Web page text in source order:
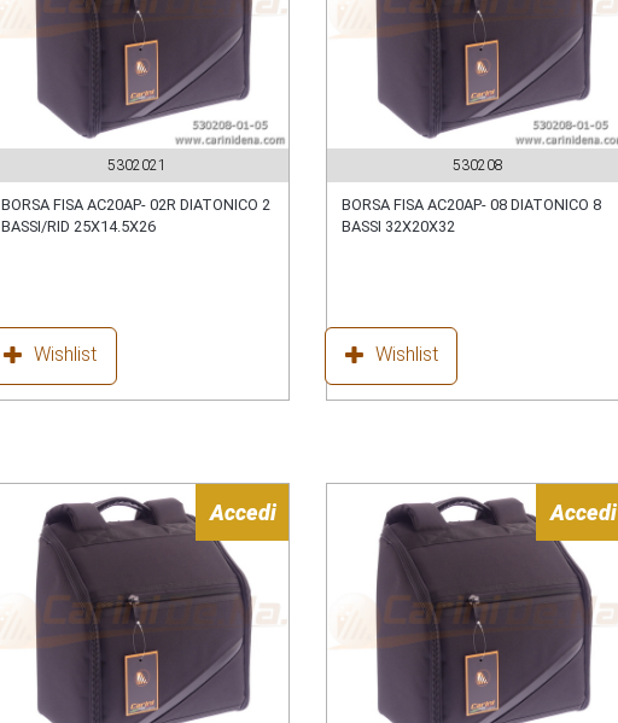
5302021
BORSA FISA AC20AP- 02R DIATONICO 2
BASSI/RID 25X14.5X26
Wishlist
530208
BORSA FISA AC20AP- 08 DIATONICO 8
BASSI 32X20X32
Wishlist
Accedi Accedi